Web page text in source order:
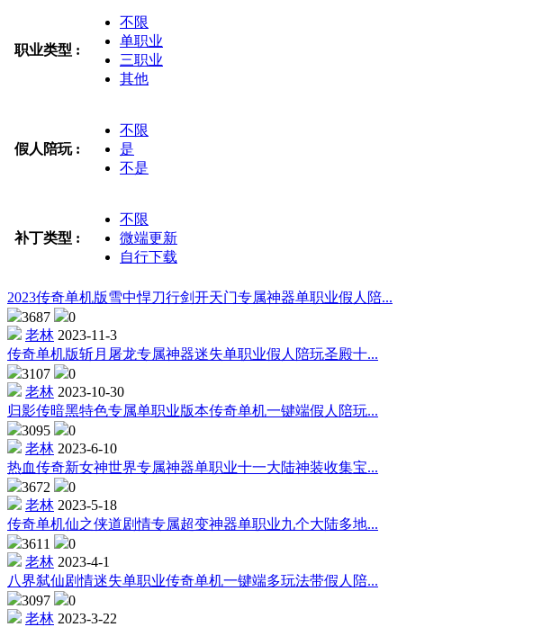
职业类型 :
不限
单职业
三职业
其他
假人陪玩 :
不限
是
不是
补丁类型 :
不限
微端更新
自行下载
2023传奇单机版雪中悍刀行剑开天门专属神器单职业假人陪...
3687
0
老林 2023-11-3
传奇单机版斩月屠龙专属神器迷失单职业假人陪玩圣殿十...
3107
0
老林 2023-10-30
归影传暗黑特色专属单职业版本传奇单机一键端假人陪玩...
3095
0
老林 2023-6-10
热血传奇新女神世界专属神器单职业十一大陆神装收集宝...
3672
0
老林 2023-5-18
传奇单机仙之侠道剧情专属超变神器单职业九个大陆多地...
3611
0
老林 2023-4-1
八界弑仙剧情迷失单职业传奇单机一键端多玩法带假人陪...
3097
0
老林 2023-3-22